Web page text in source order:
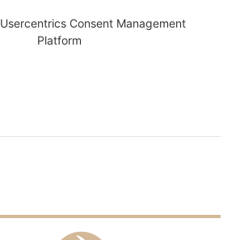
Usercentrics Consent Management
Platform